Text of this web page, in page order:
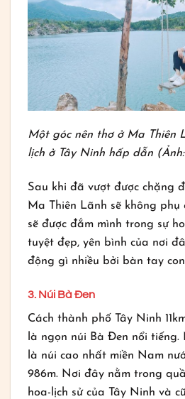
Một góc nên thơ ở Ma Thiên
lịch ở Tây Ninh hấp dẫn
Sau khi đã vượt được chặng
Ma Thiên Lãnh sẽ không
sẽ được đắm mình trong sự
tuyệt đẹp, yên bình của nơi
động gì nhiều bởi bàn tay
3. Núi Bà Đen
Cách thành phố Tây Ninh
là ngọn núi Bà Đen nổi tiếng.
là núi cao nhất miền Nam
986m. Nơi đây nằm trong
hoa-lịch sử của Tây Ninh và